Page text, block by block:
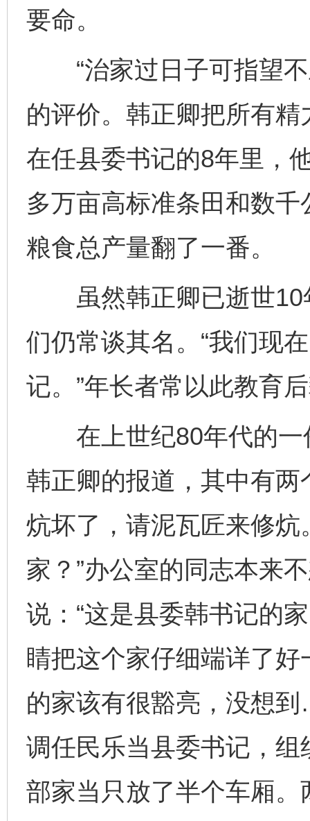
要命。
“治家过日子可指望不
的评价。韩正卿把所有精
在任县委书记的8年里，
多万亩高标准条田和数
粮食总产量翻了一番。
虽然韩正卿已逝世10
们仍常谈其名。“我们现
记。”年长者常以此教育
在上世纪80年代的一
韩正卿的报道，其中有
炕坏了，请泥瓦匠来修炕
家？”办公室的同志本来
说：“这是县委韩书记的
睛把这个家仔细端详了
的家该有很豁亮，没想
调任民乐当县委书记，
部家当只放了半个车厢。